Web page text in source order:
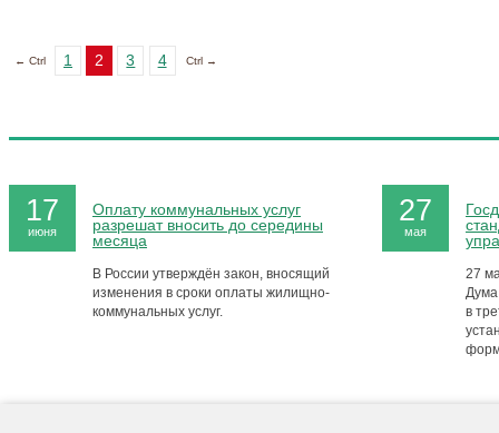
← Ctrl 1 2 3 4 Ctrl →
17
июня
Оплату коммунальных услуг
разрешат вносить до середины
месяца
В России утверждён закон, вносящий
изменения в сроки оплаты жилищно-
коммунальных услуг.
27
мая
27
в